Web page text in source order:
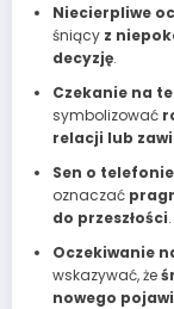
Niecierpliwe
śniący z
decyzję.
Czekanie na
symbolizować
relacji lub
Sen o
oznaczać
do przeszłości.
Oczekiwanie
wskazywać, że
nowego